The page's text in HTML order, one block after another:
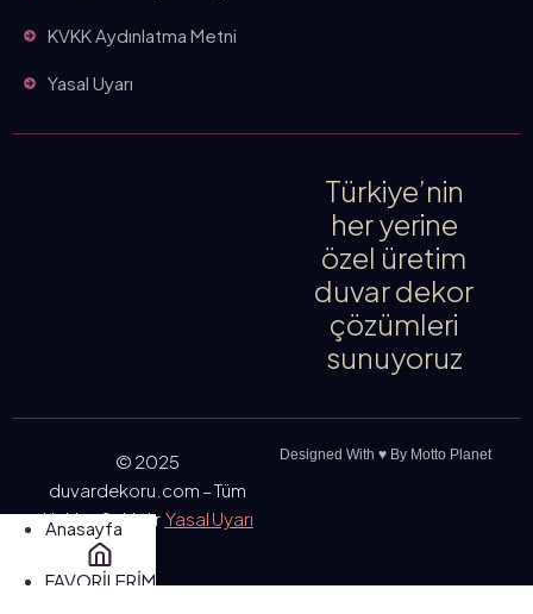
KVKK Aydınlatma Metni
Yasal Uyarı
Türkiye’nin
her yerine
özel üretim
duvar dekor
çözümleri
sunuyoruz
© 2025
duvardekoru.com – Tüm
Hakları Saklıdır Yasal Uyarı
Designed With ♥️ By Motto Planet
Anasayfa
FAVORİLERİM